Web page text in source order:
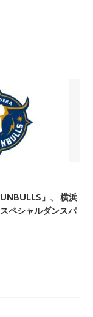
」、 横浜
ペシャルダンスパ